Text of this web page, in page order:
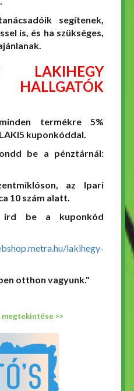
segítenek,
is, és ha szükséges,
LAKIHEGY
termékre 5%
kuponkóddal.
be a pénztárnál:
az Ipari
10 szám alatt.
írd be a kuponkód
lakihegy-
otthon vagyunk."
>>